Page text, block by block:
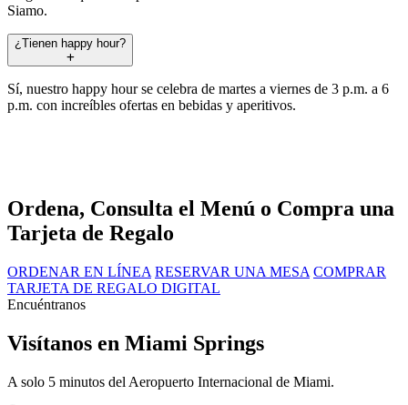
Siamo.
¿Tienen happy hour?
Sí, nuestro happy hour se celebra de martes a viernes de 3 p.m. a 6
p.m. con increíbles ofertas en bebidas y aperitivos.
Ordena, Consulta el Menú o Compra una
Tarjeta de Regalo
ORDENAR EN LÍNEA RESERVAR UNA MESA COMPRAR
TARJETA DE REGALO DIGITAL
Encuéntranos
Visítanos en Miami Springs
A solo 5 minutos del Aeropuerto Internacional de Miami.